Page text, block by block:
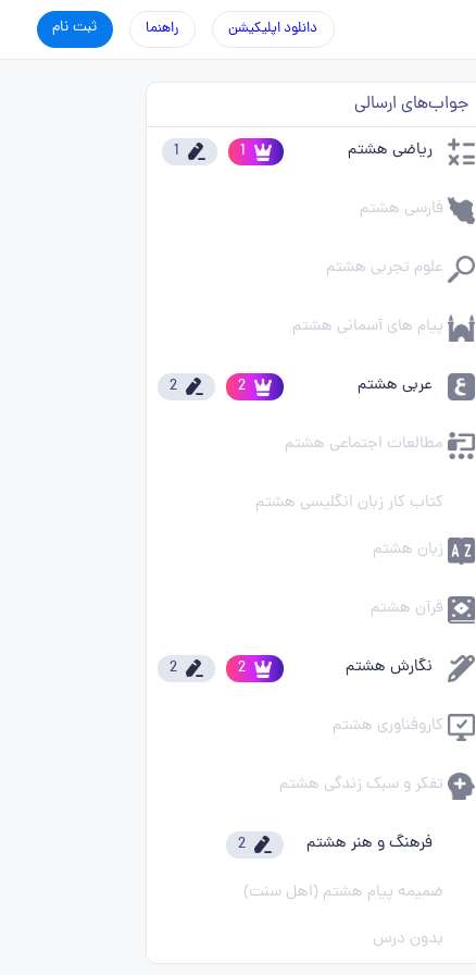
ثبت نام راهنما دانلود اپلیکیشن
جواب‌های ارسالی
ریاضی هشتم 1
1
فارسی هشتم
علوم تجربی هشتم
پیام های آسمانی هشتم
عربی هشتم 2
2
مطالعات اجتماعی هشتم
کتاب کار زبان انگلیسی هشتم
زبان هشتم
قرآن هشتم
نگارش هشتم 2
2
کاروفناوری هشتم
تفکر و سبک زندگی هشتم
فرهنگ و هنر هشتم 2
ضمیمه پیام هشتم (اهل سنت)
بدون درس